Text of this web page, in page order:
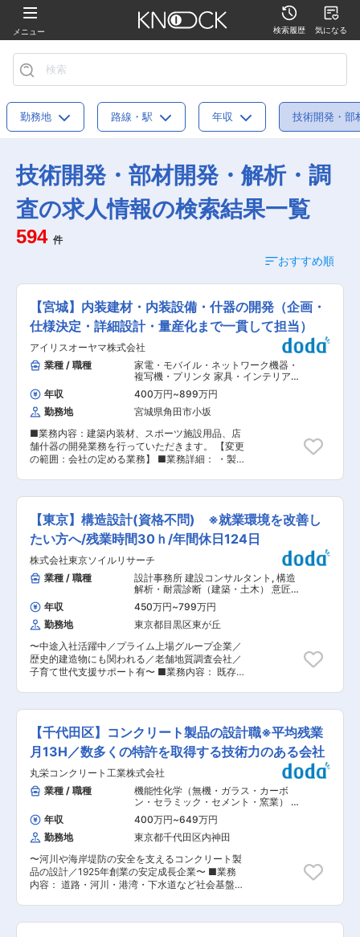
メニュー 検索履歴 気になる
勤務地 路線・駅 年収 技術開発・部
技術開発・部材開発・解析・調
査の求人情報の検索結果一覧
594 件
おすすめ順
【宮城】内装建材・内装設備・什器の開発（企画・
仕様決定・詳細設計・量産化まで一貫して担当）
アイリスオーヤマ株式会社
業種 / 職種
家電・モバイル・ネットワーク機器・
複写機・プリンタ 家具・インテリア・
生活雑貨
部材開発・建材開発（建築・
土木） 製品開発（高分子）
年収 400万円~899万円
勤務地
宮城県角田市小坂
■業務内容：建築内装材、スポーツ施設用品、店
舗什器の開発業務を行っていただきます。 【変更
の範囲：会社の定める業務】 ■業務詳細： ・製
品例： ・天井材、壁材、床材など建築内装材 ・
スタジアムチェア、スポーツ用人工芝など ・店舗
什器、販促什器 ■建装什器開発部について：同社
にとって新規事業として立ち上がった事業部で
す。同社では主にBtoB向けのLED照明事業を展開
しておりましたが、オフィス環境についてトータ
ルで提供できるよう、廊下・階段手すりや天井点
検口、トイレブース、タイルカーペットなどの内
装建材、内装設備の開発を始めました。今回は増
員で募集を行っています。 ■アイリスグループの
特徴： アイリスグループは「快適生活」をキーワ
ードに、生活者の潜在的な不満を解消するソリュ
ーション型商品で、暮らしをより豊かで快適にす
るためのものづくりを行ってきました。不満解消
型商品として代表的なのが、クリア収納ケースで
す。中身が見えない潜在的不満に注目し、世界初
リカとヨーロッパで販売。日本と同じく欧米で大
ヒットし、世界中の収納ケースが透明に変わりま
した。こうして「しまう収納」から「探す収納」
へとその概念を変えたことで、世界の収納文化を
変えました。世の中は常に変化しており、想定外
の出来事も起こります。移り行く時代の変化にス
ピーディに対応し、グループ力を最大限に活用す
ること。それが新しい需要と市場を創造すること
であり、使命だと考えます。アイリスグループは
これからも、企業理念にあるように「健全な成長
を続けることにより社会貢献する」企業であり続
けます。 変更の範囲：本文参照
【東京】構造設計(資格不問) ※就業環境を改善し
たい方へ/残業時間30ｈ/年間休日124日
株式会社東京ソイルリサーチ
業種 / 職種
設計事務所 建設コンサルタント , 構造
解析・耐震診断（建築・土木） 意匠設
計 構造設計
年収 450万円~799万円
勤務地
東京都目黒区東が丘
〜中途入社活躍中／プライム上場グループ企業／
歴史的建造物にも関われる／老舗地質調査会社／
子育て世代支援サポート有〜 ■業務内容： 既存
計、新築構造設計をお任せいたします。 ■詳細内
容： ・依頼先との打合せに基づく既存建物の調
査、耐震診断、補強設計の実施 ・依頼先との打合
せに基づく既存建物の調査、耐久性評価の実施 ・
依頼先との打合せに基づく新築建物の構造設計や
概算検討の実施、 ・ＣＡＤによる構造図作成・修
正業務 ■魅力： 【働きやすい就業環境】 ・年間
休日124日（2026年度） ・産休育休復帰率100％
・リモートワーク可能（要相談） ・スライド勤務
制度(7時〜10時の間で始業時間を選択可能！実働
7.5h) 「働き方改革」を推進し、社員の就業環境
のさらなる改善に力を入れています。子育てを行
う社員の仕事と家庭の両立支援・所定労働時間の
削減を目標とし働きやすい環境を整えておりま
す。特に休暇に関しては、有給休暇入社日付与、
有給休暇推奨日等、取得しやすい環境づくりを推
【千代田区】コンクリート製品の設計職※平均残業
月13H／数多くの特許を取得する技術力のある会社
丸栄コンクリート工業株式会社
業種 / 職種
機能性化学（無機・ガラス・カーボ
ン・セラミック・セメント・窯業） ゼ
ネコン, 部材開発・建材開発（建築・土
木） 製図・CADオペレーター（建設）
年収 400万円~649万円
勤務地
東京都千代田区内神田
〜河川や海岸堤防の安全を支えるコンクリート製
品の設計／1925年創業の安定成長企業〜 ■業務
内容： 道路・河川・港湾・下水道など社会基盤の
成 ・施工現場に合った製品の構造検討、技術提案